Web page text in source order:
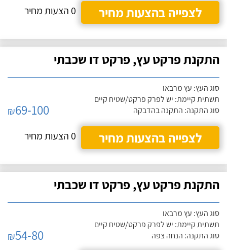
לצפייה בהצעות מחיר
0 הצעות מחיר
התקנת פרקט עץ, פרקט דו שכבתי
סוג העץ: עץ מרבאו
תשתית קיימת: יש לפרק פרקט/שטיח קיים
סוג התקנה: התקנה בהדבקה
₪69-100
לצפייה בהצעות מחיר
0 הצעות מחיר
התקנת פרקט עץ, פרקט דו שכבתי
סוג העץ: עץ מרבאו
תשתית קיימת: יש לפרק פרקט/שטיח קיים
סוג התקנה: הנחה צפה
₪54-80